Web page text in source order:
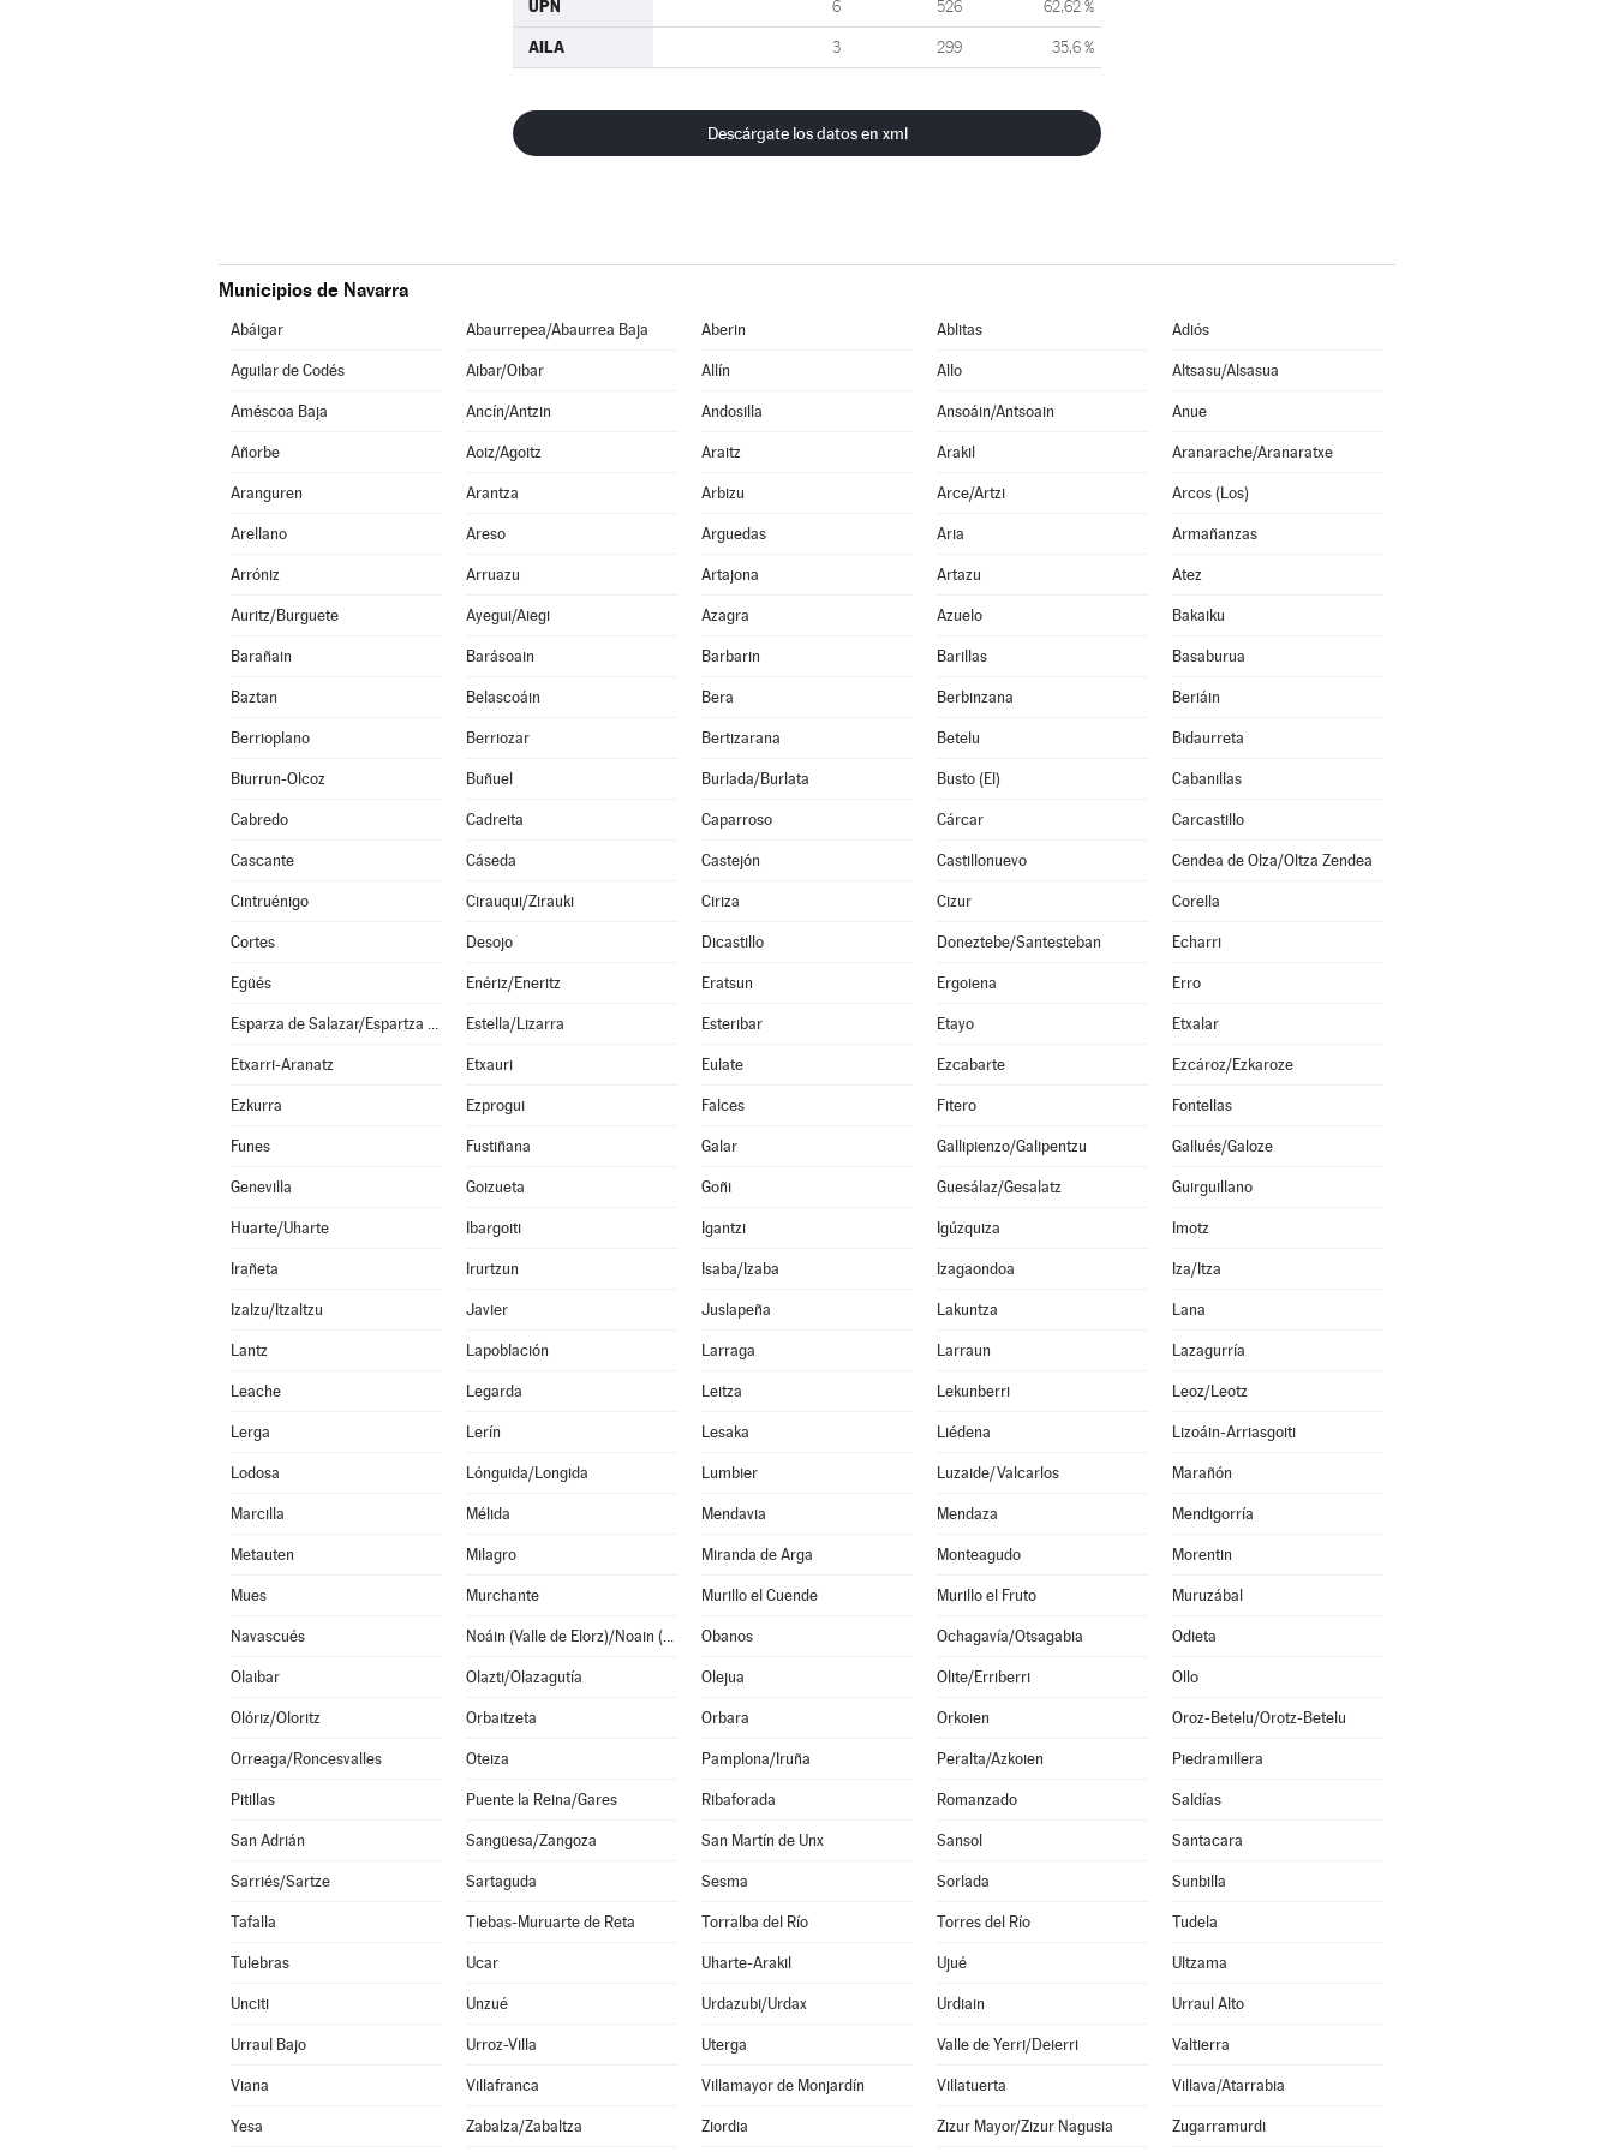
UPN 6 526 62,62 %
AILA 3 299 35,6 %
Descárgate los datos en xml
Municipios de Navarra
Abáigar Abaurrepea/Abaurrea Baja Aberin Ablitas Adiós
Aguilar de Codés Aibar/Oibar Allín Allo Altsasu/Alsasua
Améscoa Baja Ancín/Antzin Andosilla Ansoáin/Antsoain Anue
Añorbe Aoiz/Agoitz Araitz Arakil Aranarache/Aranaratxe
Aranguren Arantza Arbizu Arce/Artzi Arcos (Los)
Arellano Areso Arguedas Aria Armañanzas
Arróniz Arruazu Artajona Artazu Atez
Auritz/Burguete Ayegui/Aiegi Azagra Azuelo Bakaiku
Barañain Barásoain Barbarin Barillas Basaburua
Baztan Belascoáin Bera Berbinzana Beriáin
Berrioplano Berriozar Bertizarana Betelu Bidaurreta
Biurrun-Olcoz Buñuel Burlada/Burlata Busto (El) Cabanillas
Cabredo Cadreita Caparroso Cárcar Carcastillo
Cascante Cáseda Castejón Castillonuevo Cendea de Olza/Oltza Zendea
Cintruénigo Cirauqui/Zirauki Ciriza Cizur Corella
Cortes Desojo Dicastillo Doneztebe/Santesteban Echarri
Egüés Enériz/Eneritz Eratsun Ergoiena Erro
Esparza de Salazar/Espartza Zaraitzu Estella/Lizarra Esteribar Etayo Etxalar
Etxarri-Aranatz Etxauri Eulate Ezcabarte Ezcároz/Ezkaroze
Ezkurra Ezprogui Falces Fitero Fontellas
Funes Fustiñana Galar Gallipienzo/Galipentzu Gallués/Galoze
Genevilla Goizueta Goñi Guesálaz/Gesalatz Guirguillano
Huarte/Uharte Ibargoiti Igantzi Igúzquiza Imotz
Irañeta Irurtzun Isaba/Izaba Izagaondoa Iza/Itza
Izalzu/Itzaltzu Javier Juslapeña Lakuntza Lana
Lantz Lapoblación Larraga Larraun Lazagurría
Leache Legarda Leitza Lekunberri Leoz/Leotz
Lerga Lerín Lesaka Liédena Lizoáin-Arriasgoiti
Lodosa Lónguida/Longida Lumbier Luzaide/Valcarlos Marañón
Marcilla Mélida Mendavia Mendaza Mendigorría
Metauten Milagro Miranda de Arga Monteagudo Morentin
Mues Murchante Murillo el Cuende Murillo el Fruto Muruzábal
Navascués Noáin (Valle de Elorz)/Noain (Elortzibar) Obanos Ochagavía/Otsagabia Odieta
Olaibar Olazti/Olazagutía Olejua Olite/Erriberri Ollo
Olóriz/Oloritz Orbaitzeta Orbara Orkoien Oroz-Betelu/Orotz-Betelu
Orreaga/Roncesvalles Oteiza Pamplona/Iruña Peralta/Azkoien Piedramillera
Pitillas Puente la Reina/Gares Ribaforada Romanzado Saldías
San Adrián Sangüesa/Zangoza San Martín de Unx Sansol Santacara
Sarriés/Sartze Sartaguda Sesma Sorlada Sunbilla
Tafalla Tiebas-Muruarte de Reta Torralba del Río Torres del Río Tudela
Tulebras Ucar Uharte-Arakil Ujué Ultzama
Unciti Unzué Urdazubi/Urdax Urdiain Urraul Alto
Urraul Bajo Urroz-Villa Uterga Valle de Yerri/Deierri Valtierra
Viana Villafranca Villamayor de Monjardín Villatuerta Villava/Atarrabia
Yesa Zabalza/Zabaltza Ziordia Zizur Mayor/Zizur Nagusia Zugarramurdi